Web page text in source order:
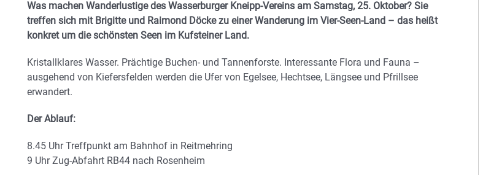
Was machen Wanderlustige des Wasserburger Kneipp-Vereins am Samstag, 25. Oktober? Sie
treffen sich mit Brigitte und Raimond Döcke zu einer Wanderung im Vier-Seen-Land – das heißt
konkret um die schönsten Seen im Kufsteiner Land.
Kristallklares Wasser. Prächtige Buchen- und Tannenforste. Interessante Flora und Fauna –
ausgehend von Kiefersfelden werden die Ufer von Egelsee, Hechtsee, Längsee und Pfrillsee
erwandert.
Der Ablauf:
8.45 Uhr Treffpunkt am Bahnhof in Reitmehring
9 Uhr Zug-Abfahrt RB44 nach Rosenheim